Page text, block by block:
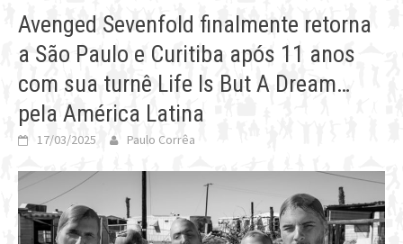
Avenged Sevenfold finalmente retorna
a São Paulo e Curitiba após 11 anos
com sua turnê Life Is But A Dream…
pela América Latina
17/03/2025 Paulo Corrêa